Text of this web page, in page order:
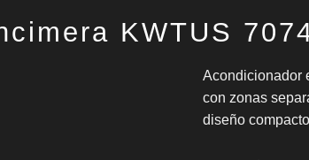
KWTUS
Acondicionador
con zonas
diseño